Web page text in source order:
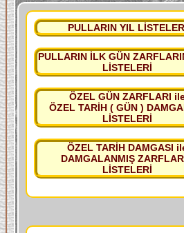
PULLARIN YIL
PULLARIN İLK GÜN
LİSTELERİ
ÖZEL GÜN ZARFLARI
ÖZEL TARİH ( GÜN )
LİSTELERİ
ÖZEL TARİH DAMGASI
DAMGALANMIŞ
LİSTELERİ